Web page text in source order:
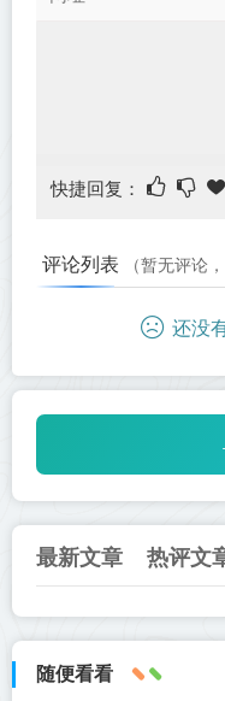
快捷回复：
评论列表 （暂无评论，
还没
最新文章 热评文
随便看看